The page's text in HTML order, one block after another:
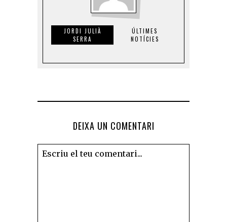
JORDI JULIÀ
SERRA
ÚLTIMES
NOTÍCIES
DEIXA UN COMENTARI